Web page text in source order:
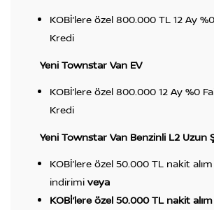
KOBİ’lere özel 800.000 TL 12 Ay
Kredi
Yeni Townstar Van EV
KOBİ’lere özel 800.000 12 Ay %0
Kredi
Yeni Townstar Van Benzinli L2 Uzun
KOBİ’lere özel 50.000 TL nakit alım
indirimi veya
KOBİ’lere özel 50.000 TL nakit